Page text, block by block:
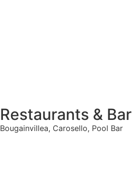
Restaurants & Bar
Bougainvillea, Carosello, Pool Bar